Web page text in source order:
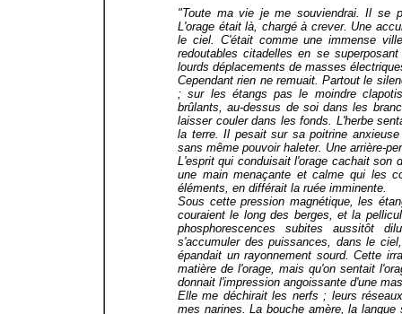
"Toute ma vie je me souviendrai. Il se
L'orage était là, chargé à crever. Une
le ciel. C'était comme une immense
redoutables citadelles en se
lourds déplacements de masses
Cependant rien ne remuait. Partout le
; sur les étangs pas le moindre
brûlants, au-dessus de soi dans les
laisser couler dans les fonds. L'herbe
la terre. Il pesait sur sa poitrine
sans même pouvoir haleter. Une arrière-
L'esprit qui conduisait l'orage cachait son
une main menaçante et calme qui les
éléments, en différait la ruée imminente.
Sous cette pression magnétique, les
couraient le long des berges, et la
phosphorescences subites aussitôt
s'accumuler des puissances, dans le
épandait un rayonnement sourd. Cette
matière de l'orage, mais qu'on sentait
donnait l'impression angoissante d'une
Elle me déchirait les nerfs ; leurs
mes narines. La bouche amère, la